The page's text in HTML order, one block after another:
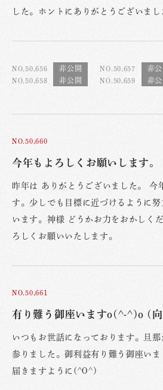
した。ホントにありがとうございまし
NO.50,656
NO.50,657
NO.50,658
NO.50,659
NO.50,660
今年もよろしくお願いします
昨年は ありがとうございました。 今
す。少しでも目標に近づけるように
います。神様 どうかお力をおかしく
ろしくお願いいたします。
NO.50,661
有り難う御座いますo(^-^)o (
いつもお世話になっております。旦
参りました。御利益有り難う御座い
届きますように(^O^)